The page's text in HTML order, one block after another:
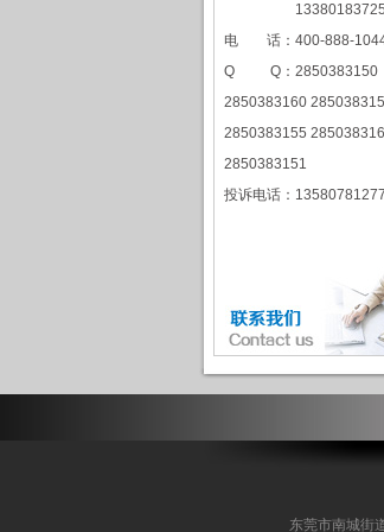
13380183725
电 话：400-888-
Q Q：2850383150
2850383160
2850383155
2850383151
投诉电话：13580781277
东莞市南城街